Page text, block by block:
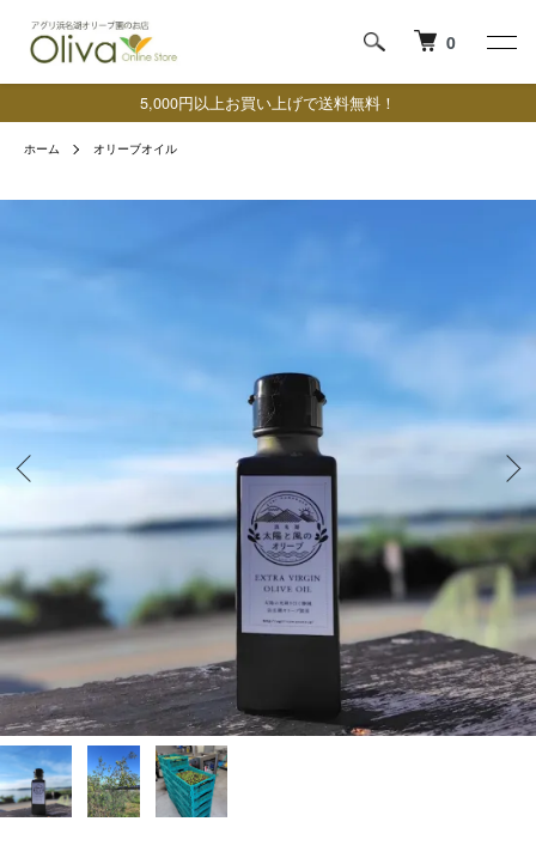
0
5,000円以上お買い上げで送料無料！
ホーム オリーブオイル